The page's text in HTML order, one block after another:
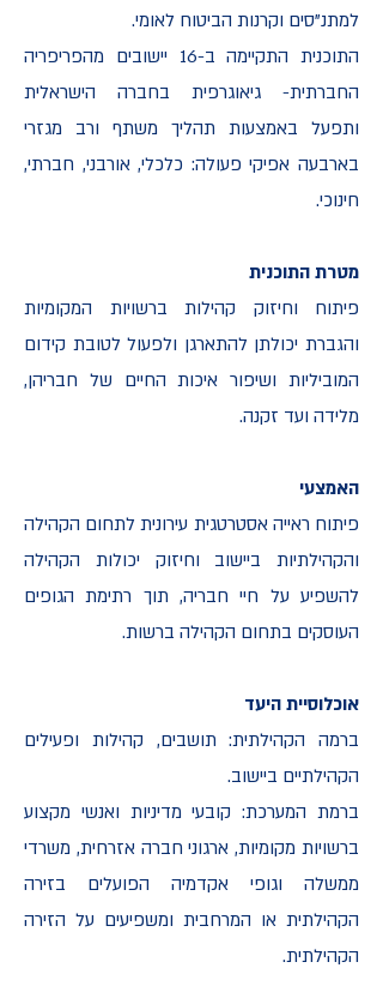
למתנ"סים וקרנות הביטוח לאומי.
התוכנית התקיימה ב-16 יישובים מהפריפריה
החברתית- גיאוגרפית בחברה הישראלית
ותפעל באמצעות תהליך משתף ורב מגזרי
בארבעה אפיקי פעולה: כלכלי, אורבני, חברתי,
חינוכי.
מטרת התוכנית
פיתוח וחיזוק קהילות ברשויות המקומיות
והגברת יכולתן להתארגן ולפעול לטובת קידום
המוביליות ושיפור איכות החיים של חבריהן,
מלידה ועד זקנה.
האמצעי
פיתוח ראייה אסטרטגית עירונית לתחום הקהילה
והקהילתיות ביישוב וחיזוק יכולות הקהילה
להשפיע על חיי חבריה, תוך רתימת הגופים
העוסקים בתחום הקהילה ברשות.
אוכלוסיית היעד
ברמה הקהילתית: תושבים, קהילות ופעילים
הקהילתיים ביישוב.
ברמת המערכת: קובעי מדיניות ואנשי מקצוע
ברשויות מקומיות, ארגוני חברה אזרחית, משרדי
ממשלה וגופי אקדמיה הפועלים בזירה
הקהילתית או המרחבית ומשפיעים על הזירה
הקהילתית.